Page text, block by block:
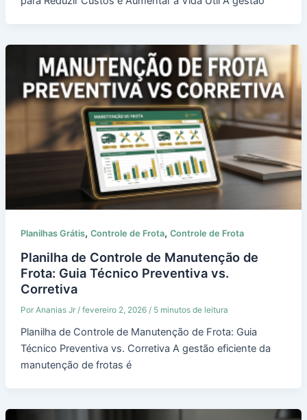
Planilhas Grátis, Controle de Frota, Controle de Frota
Planilha de Controle de Manutenção de
Frota: Guia Técnico Preventiva vs.
Corretiva
Por Ananias Jr / fevereiro 2, 2026 / 5 minutos de leitura
Planilha de Controle de Manutenção de Frota: Guia
Técnico Preventiva vs. Corretiva A gestão eficiente da
manutenção de frotas é